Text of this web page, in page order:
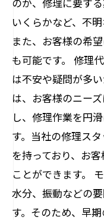
いくらかなど、不
また、お客様の希
も可能です。 修理
は不安や疑問が多
は、お客様のニー
し、修理作業を円
す。当社の修理ス
を持っており、お
ことができます。
水分、振動などの
す。そのため、早